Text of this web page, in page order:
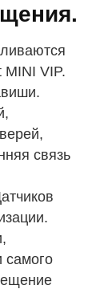
VIP.
связь
самого